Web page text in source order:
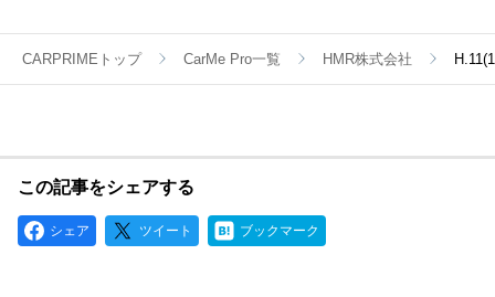
CARPRIMEトップ CarMe Pro一覧 HMR株式会社
この記事をシェアする
シェア ツイート ブックマーク